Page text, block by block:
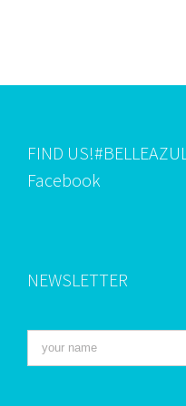
FIND US!#BELLEAZUL
Facebook
NEWSLETTER